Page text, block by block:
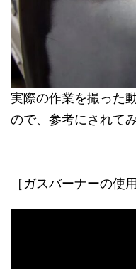
実際の作業を撮った
ので、参考にされて
［ガスバーナーの使